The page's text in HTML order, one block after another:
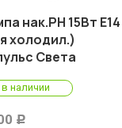
нак.РН 15Вт Е14
холодил.)
Света
в наличии
Р